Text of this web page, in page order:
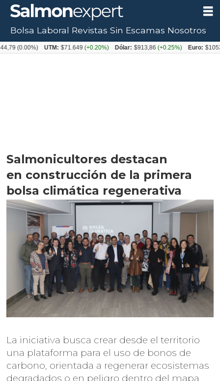
Salmonicultores destacan
en construcción de la primera
bolsa climática regenerativa
La iniciativa busca crear desde el territorio
una plataforma para el uso de bonos de
carbono, orientada a regenerar ecosistemas
degradados o en peligro dentro del mapa
Bolsa Laboral Revistas Sin Escamas Nosotros
UTM: $71.649 (+0.20%) Dólar: $913,86 (+0.25%) Euro: $1053,08(-